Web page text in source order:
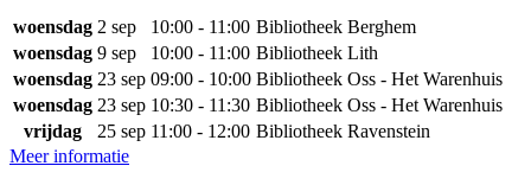
woensdag 2 sep 10:00 - 11:00 Bibliotheek Berghem
woensdag 9 sep 10:00 - 11:00 Bibliotheek Lith
woensdag 23 sep 09:00 - 10:00 Bibliotheek Oss - Het Warenhuis
woensdag 23 sep 10:30 - 11:30 Bibliotheek Oss - Het Warenhuis
vrijdag
25 sep 11:00 - 12:00 Bibliotheek Ravenstein
Meer informatie